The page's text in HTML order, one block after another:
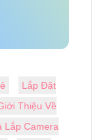
Lắp Đặt
Thiệu Về
Lắp Camera